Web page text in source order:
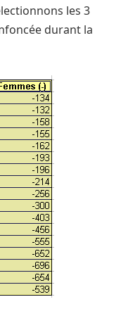
les 3
durant la